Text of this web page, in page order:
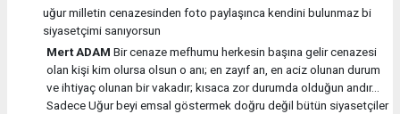
uğur milletin cenazesinden foto paylaşınca kendini bulunmaz bi
siyasetçimi sanıyorsun
Mert ADAM Bir cenaze mefhumu herkesin başına gelir cenazesi
olan kişi kim olursa olsun o anı; en zayıf an, en aciz olunan durum
ve ihtiyaç olunan bir vakadır; kısaca zor durumda olduğun andır...
Sadece Uğur beyi emsal göstermek doğru değil bütün siyasetçiler